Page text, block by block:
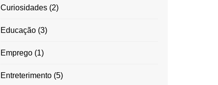
Curiosidades (2)
Educação (3)
Emprego (1)
Entreterimento (5)